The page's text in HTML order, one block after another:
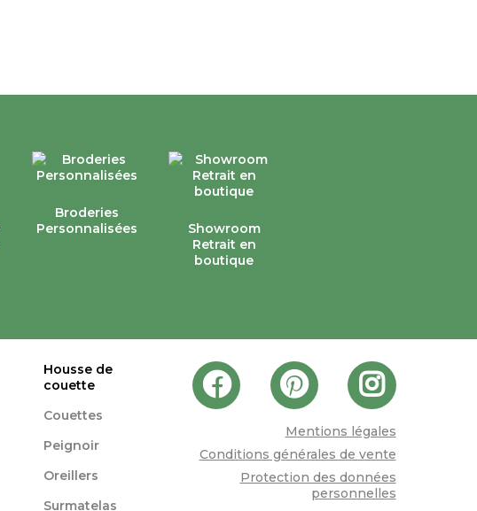
Broderies
Personnalisées
Showroom
Retrait en
boutique
Housse de
couette
Couettes
Peignoir
Oreillers
Surmatelas
Mentions légales
Conditions générales de vente
Protection des données
personnelles